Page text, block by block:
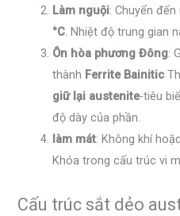
Làm nguội: Chuyển
°C. Nhiệt độ trung gian
Ôn hòa phương Đông:
thành Ferrite Bainitic
giữ lại austenite-tiêu
độ dày của phần.
làm mát: Không khí
Khóa trong cấu trúc vi
Cấu trúc sắt dẻo